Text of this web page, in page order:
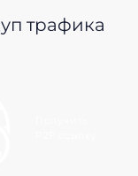
трафика